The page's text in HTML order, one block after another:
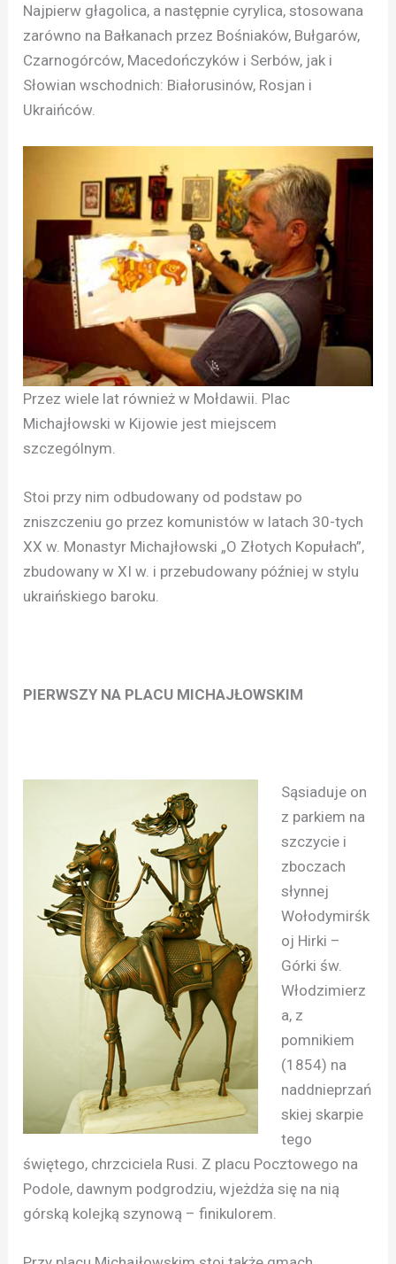
Najpierw głagolica, a następnie cyrylica, stosowana
zarówno na Bałkanach przez Bośniaków, Bułgarów,
Czarnogórców, Macedończyków i Serbów, jak i
Słowian wschodnich: Białorusinów, Rosjan i
Ukraińców.
Przez wiele lat również w Mołdawii. Plac
Michajłowski w Kijowie jest miejscem
szczególnym.
Stoi przy nim odbudowany od podstaw po
zniszczeniu go przez komunistów w latach 30-tych
XX w. Monastyr Michajłowski „O Złotych Kopułach”,
zbudowany w XI w. i przebudowany później w stylu
ukraińskiego baroku.
PIERWSZY NA PLACU MICHAJŁOWSKIM
Sąsiaduje on
z parkiem na
szczycie i
zboczach
słynnej
Wołodymirśk
oj Hirki –
Górki św.
Włodzimierz
a, z
pomnikiem
(1854) na
naddnieprzań
skiej skarpie
tego
świętego, chrzciciela Rusi. Z placu Pocztowego na
Podole, dawnym podgrodziu, wjeżdża się na nią
górską kolejką szynową – finikulorem.